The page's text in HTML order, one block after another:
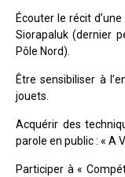
Écouter le récit
Siorapaluk (dernier
Pôle Nord).
Être sensibiliser à
jouets.
Acquérir des
parole en public : « A
Participer à «